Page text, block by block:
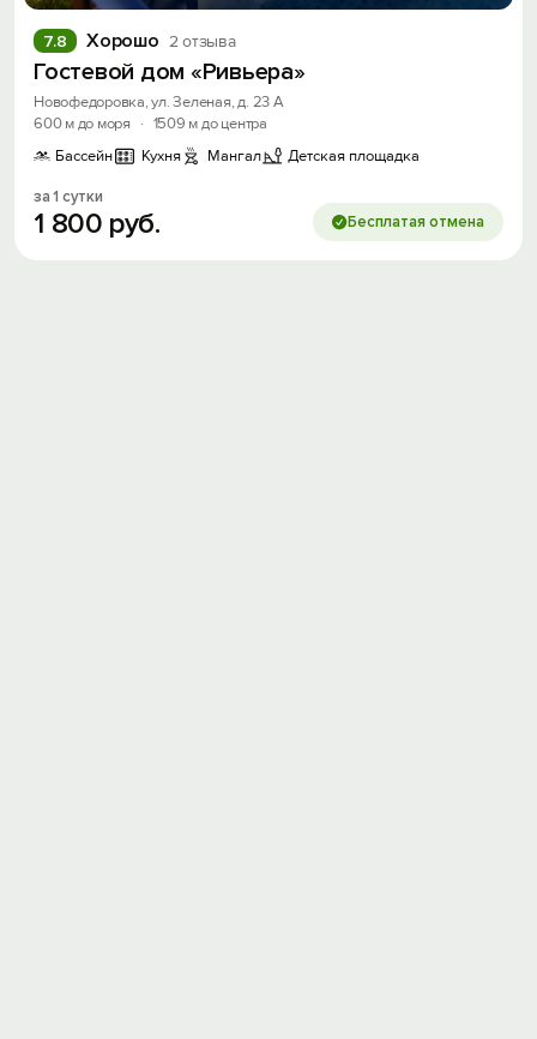
Хорошо 2 отзыва
7.8
Гостевой дом «Ривьера»
Новофедоровка, ул. Зеленая, д. 23 А
600 м до моря
· 1509 м до центра
Бассейн
Кухня Мангал Детская площадка
за 1 сутки
1 800 руб. Бесплатая отмена